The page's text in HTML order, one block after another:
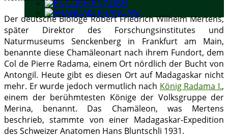
ENGLISH
FRANÇAIS
Der deutsche Biologe Robert Friedrich Wilhelm Mertens,
später Direktor des Forschungsinstitutes und
Naturmuseums Senckenberg in Frankfurt am Main,
benannte diese Chamäleonart nach ihrem Fundort, dem
Col de Pierre Radama, einem Ort nördlich der Bucht von
Antongil. Heute gibt es diesen Ort auf Madagaskar nicht
mehr. Er wurde jedoch vermutlich nach König Radama I.,
einem der berühmtesten Könige der Volksgruppe der
Merina, benannt. Das Chamäleon, was Mertens
beschrieb, stammte von einer Madagaskar-Expedition
des Schweizer Anatomen Hans Bluntschli 1931.